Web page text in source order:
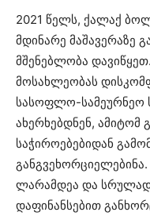
2021 წელს, ქალაქ
მდინარე მაშავერაზე
მშენებლობა
მოსახლეობას
სასოფლო-სამეურნეო
ახერხებდნენ, ამიტომ
საჭიროებებიდან
ლარამდეა და სრულად
დაფინანსებით